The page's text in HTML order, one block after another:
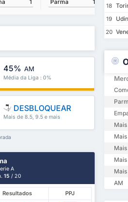
1
Parma
1
Como
45% AM
Média da Liga : 0%
DESBLOQUEAR
Mais de 8.5, 9.5 e mais
A
15 / 20
Resultados
PPJ
18
19
20
Mais
AM